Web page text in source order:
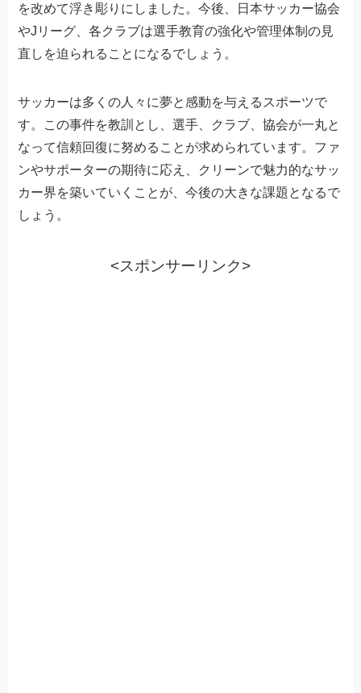
を改めて浮き彫りにしました。今後、日本サッカー協会
やJリーグ、各クラブは選手教育の強化や管理体制の見
直しを迫られることになるでしょう。
サッカーは多くの人々に夢と感動を与えるスポーツで
す。この事件を教訓とし、選手、クラブ、協会が一丸と
なって信頼回復に努めることが求められています。ファ
ンやサポーターの期待に応え、クリーンで魅力的なサッ
カー界を築いていくことが、今後の大きな課題となるで
しょう。
<スポンサーリンク>